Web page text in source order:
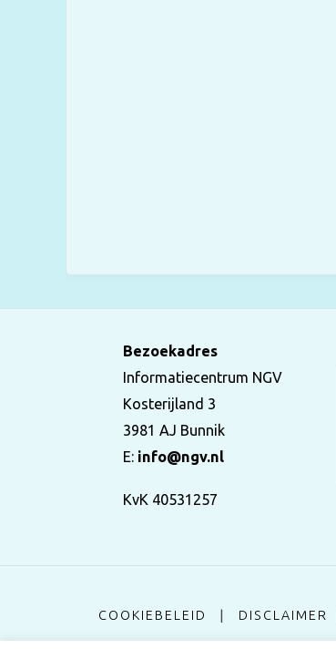
Bezoekadres
Informatiecentrum NGV
Kosterijland 3
3981 AJ Bunnik
E: info@ngv.nl
KvK 40531257
COOKIEBELEID DISCLAIMER